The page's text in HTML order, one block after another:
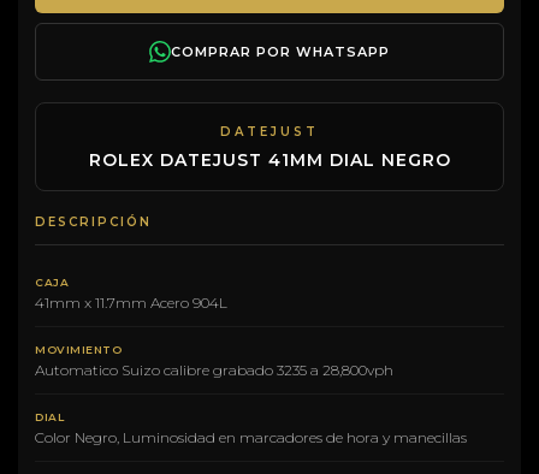
COMPRAR POR WHATSAPP
DATEJUST
ROLEX DATEJUST 41MM DIAL NEGRO
DESCRIPCIÓN
CAJA
41mm x 11.7mm Acero 904L
MOVIMIENTO
Automatico Suizo calibre grabado 3235 a 28,800vph
DIAL
Color Negro, Luminosidad en marcadores de hora y manecillas